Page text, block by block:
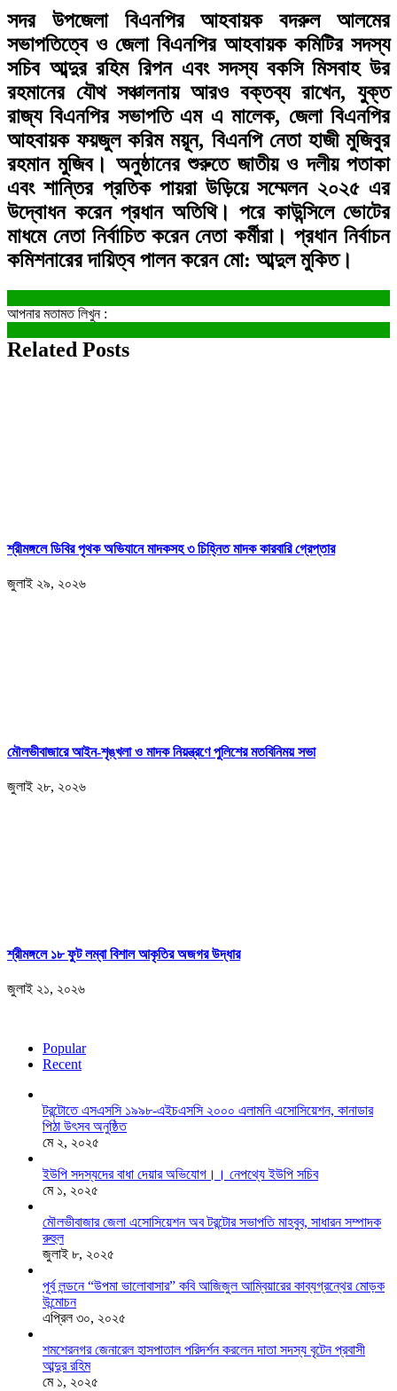
সদর উপজেলা বিএনপির আহবায়ক বদরুল আলমের
সভাপতিত্বে ও জেলা বিএনপির আহবায়ক কমিটির সদস্য
সচিব আব্দুর রহিম রিপন এবং সদস্য বকসি মিসবাহ উর
রহমানের যৌথ সঞ্চালনায় আরও বক্তব্য রাখেন, যুক্ত
রাজ্য বিএনপির সভাপতি এম এ মালেক, জেলা বিএনপির
আহবায়ক ফয়জুল করিম ময়ূন, বিএনপি নেতা হাজী মুজিবুর
রহমান মুজিব। অনুষ্ঠানের শুরুতে জাতীয় ও দলীয় পতাকা
এবং শান্তির প্রতিক পায়রা উড়িয়ে সম্মেলন ২০২৫ এর
উদ্বোধন করেন প্রধান অতিথি। পরে কাউন্সিলে ভোটের
মাধমে নেতা নির্বাচিত করেন নেতা কর্মীরা। প্রধান নির্বাচন
কমিশনারের দায়িত্ব পালন করেন মো: আব্দুল মুকিত।
আপনার মতামত লিখুন :
Related Posts
শ্রীমঙ্গলে ডিবির পৃথক অভিযানে মাদকসহ ৩ চিহ্নিত মাদক কারবারি গ্রেপ্তার
জুলাই ২৯, ২০২৬
মৌলভীবাজারে আইন-শৃঙ্খলা ও মাদক নিয়ন্ত্রণে পুলিশের মতবিনিময় সভা
জুলাই ২৮, ২০২৬
শ্রীমঙ্গলে ১৮ ফুট লম্বা বিশাল আকৃতির অজগর উদ্ধার
জুলাই ২১, ২০২৬
Popular
Recent
টরন্টোতে এসএসসি ১৯৯৮-এইচএসসি ২০০০ এলামনি এসোসিয়েশন, কানাডার
পিঠা উৎসব অনুষ্ঠিত
মে ২, ২০২৫
ইউপি সদস্যদের বাধা দেয়ার অভিযোগ।। নেপথ্যে ইউপি সচিব
মে ১, ২০২৫
মৌলভীবাজার জেলা এসোসিয়েশন অব টরন্টোর সভাপতি মাহবুব, সাধারন সম্পাদক
রুহুল
জুলাই ৮, ২০২৫
পূর্ব লন্ডনে “উপমা ভালোবাসার” কবি আজিজুল আম্বিয়ারের কাব্যগ্রন্থের মোড়ক
উন্মোচন
এপ্রিল ৩০, ২০২৫
শমশেরনগর জেনারেল হাসপাতাল পরিদর্শন করলেন দাতা সদস্য বৃটেন প্রবাসী
আব্দুর রহিম
মে ১, ২০২৫